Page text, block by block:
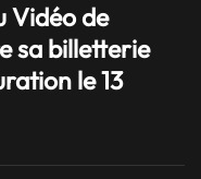
Vidéo de
sa billetterie
le 13